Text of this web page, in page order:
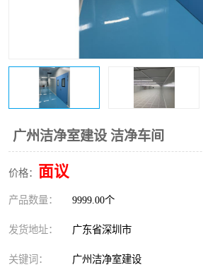
广州洁净室建设 洁净车间
价格： 面议
产品数量： 9999.00个
发货地址： 广东省深圳市
关键词： 广州洁净室建设
光电
洁净棚 百级